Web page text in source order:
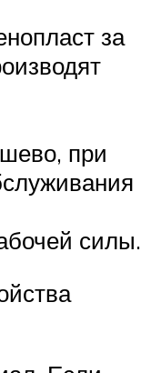
за
при
силы.